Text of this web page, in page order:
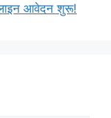
आवेदन शुरू!